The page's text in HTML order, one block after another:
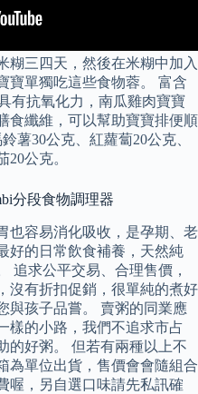
糊三四天，然後在米糊中加入
寶單獨吃這些食物蓉。 富含
有抗氧化力，南瓜雞肉寶寶
食纖維，可以幫助寶寶排便順
薯30公克、紅蘿蔔20公克、
公克。
分段食物調理器
也容易消化吸收，是孕期、老
好的日常飲食補養，天然純
追求公平交易、合理售價，
沒有折扣促銷，很單純的煮好
與孩子品嘗。 賣粥的同業應
樣的小路，我們不追求市占
的好粥。 但若有兩種以上不
為單位出貨，售價會會隨組合
喔，另自選口味請先私訊確